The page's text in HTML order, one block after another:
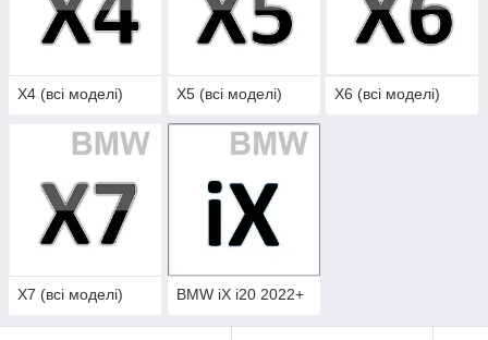
Х4 (всі моделі) Х5 (всі моделі) Х6 (всі моделі)
X7 (всі моделі) BMW iX i20 2022+